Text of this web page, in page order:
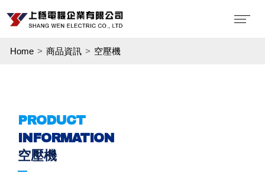
Home 商品資訊 空壓機
PRODUCT
INFORMATION
空壓機